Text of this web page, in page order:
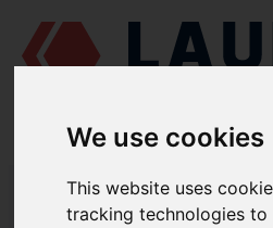
We use cookies
This website uses
tracking technologies
LAUDAT SUPPLY/MOTORES MARINOS